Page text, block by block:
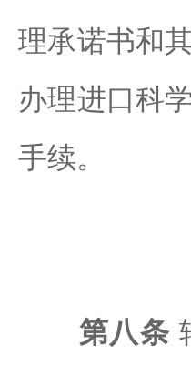
理承诺书和
办理进口科
手续。
第八条